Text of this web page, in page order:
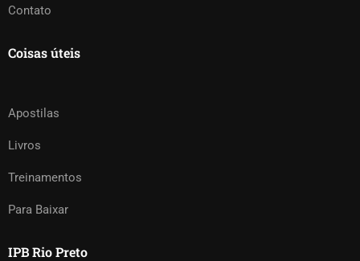
Contato
Coisas úteis
Apostilas
Livros
Treinamentos
Para Baixar
IPB Rio Preto